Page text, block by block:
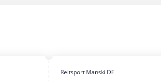
Reitsport Manski DE